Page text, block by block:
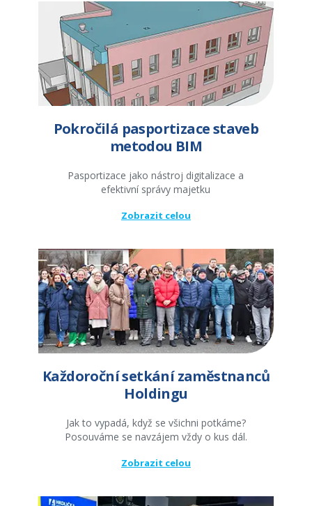
Pokročilá pasportizace staveb
metodou BIM
Pasportizace jako nástroj digitalizace a
efektivní správy majetku
Zobrazit celou
Každoroční setkání zaměstnanců
Holdingu
Jak to vypadá, když se všichni potkáme?
Posouváme se navzájem vždy o kus dál.
Zobrazit celou